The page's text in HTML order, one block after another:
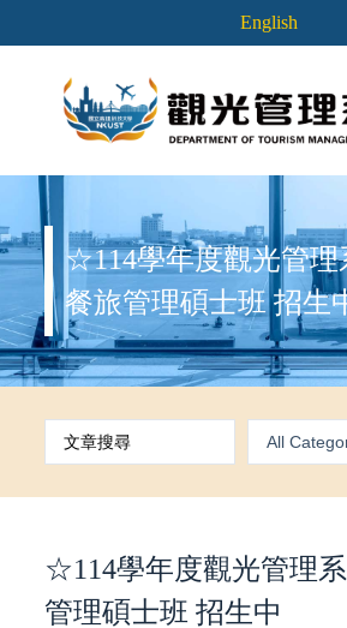
English
☆114學年度觀光管理
餐旅管理碩士班 招生
☆114學年度觀光管理
管理碩士班 招生中